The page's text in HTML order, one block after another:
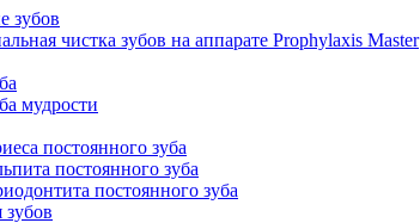
зубов
чистка зубов на аппарате Prophylaxis Master
мудрости
постоянного зуба
постоянного зуба
постоянного зуба
зубов